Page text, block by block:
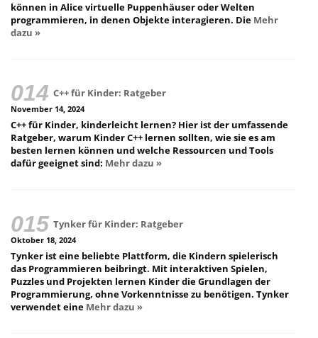
können in Alice virtuelle Puppenhäuser oder Welten
programmieren, in denen Objekte interagieren. Die Mehr
dazu »
C++ für Kinder: Ratgeber
November 14, 2024
C++ für Kinder, kinderleicht lernen? Hier ist der umfassende
Ratgeber, warum Kinder C++ lernen sollten, wie sie es am
besten lernen können und welche Ressourcen und Tools
dafür geeignet sind: Mehr dazu »
Tynker für Kinder: Ratgeber
Oktober 18, 2024
Tynker ist eine beliebte Plattform, die Kindern spielerisch
das Programmieren beibringt. Mit interaktiven Spielen,
Puzzles und Projekten lernen Kinder die Grundlagen der
Programmierung, ohne Vorkenntnisse zu benötigen. Tynker
verwendet eine Mehr dazu »